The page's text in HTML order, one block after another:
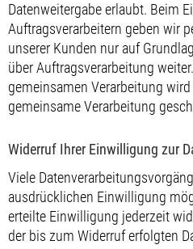
Datenweitergabe erlaubt. Beim
Auftragsverarbeitern geben wir
unserer Kunden nur auf
über Auftragsverarbeitung
gemeinsamen Verarbeitung
gemeinsame Verarbeitung
Widerruf Ihrer Einwilligung zur
Viele
ausdrücklichen Einwilligung
erteilte Einwilligung jederzeit
der bis zum Widerruf erfolgten